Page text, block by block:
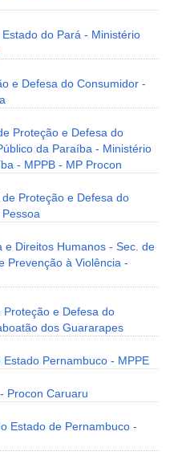
do Pará - Ministério
e Defesa do Consumidor -
Proteção e Defesa do
da Paraíba - Ministério
- MPPB - MP Procon
Proteção e Defesa do
e Direitos Humanos - Sec. de
Prevenção à Violência -
Proteção e Defesa do
dos Guararapes
Pernambuco - MPPE
Procon Caruaru
Estado de Pernambuco -